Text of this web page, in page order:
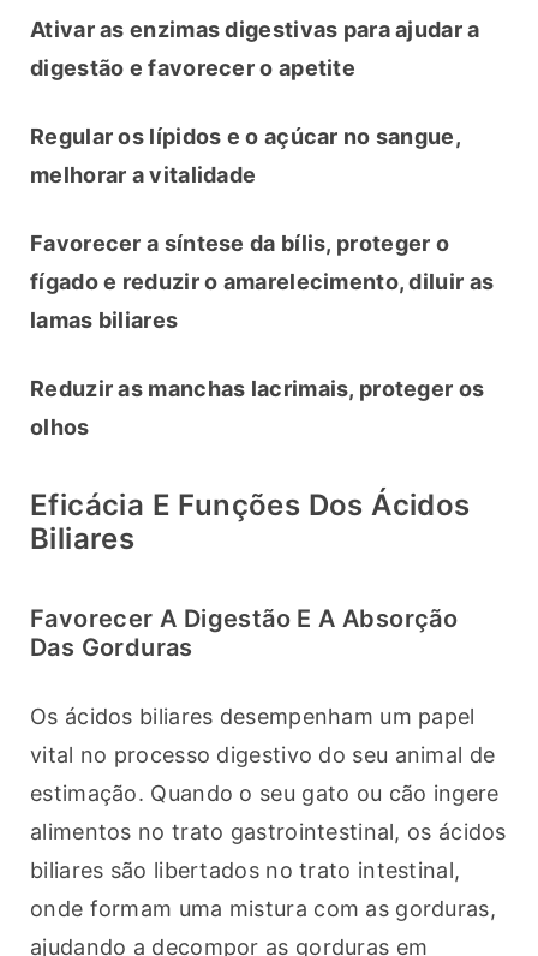
Ativar as enzimas digestivas para ajudar a
digestão e favorecer o apetite
Regular os lípidos e o açúcar no sangue,
melhorar a vitalidade
Favorecer a síntese da bílis, proteger o
fígado e reduzir o amarelecimento, diluir as
lamas biliares
Reduzir as manchas lacrimais, proteger os
olhos
Eficácia E Funções Dos Ácidos
Biliares
Favorecer A Digestão E A Absorção
Das Gorduras
Os ácidos biliares desempenham um papel
vital no processo digestivo do seu animal de
estimação. Quando o seu gato ou cão ingere
alimentos no trato gastrointestinal, os ácidos
biliares são libertados no trato intestinal,
onde formam uma mistura com as gorduras,
ajudando a decompor as gorduras em